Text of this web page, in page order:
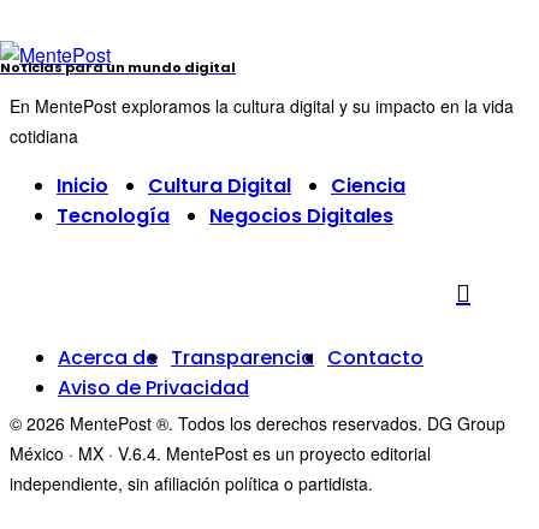
Noticias para un mundo digital
En MentePost exploramos la cultura digital y su impacto en la vida
cotidiana
Inicio Cultura Digital
Ciencia
Tecnología
Negocios Digitales
Acerca de Transparencia Contacto
Aviso de Privacidad
© 2026 MentePost ®. Todos los derechos reservados. DG Group
México · MX · V.6.4. MentePost es un proyecto editorial
independiente, sin afiliación política o partidista.